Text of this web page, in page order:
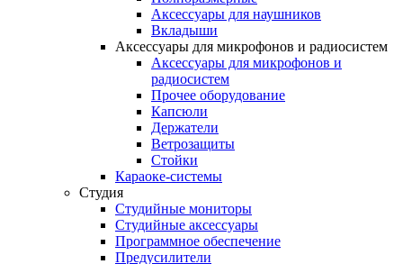
Аксессуары для наушников
Вкладыши
Аксессуары для микрофонов и радиосистем
Аксессуары для микрофонов и
радиосистем
Прочее оборудование
Капсюли
Держатели
Ветрозащиты
Стойки
Караоке-системы
Студия
Студийные мониторы
Студийные аксессуары
Программное обеспечение
Предусилители